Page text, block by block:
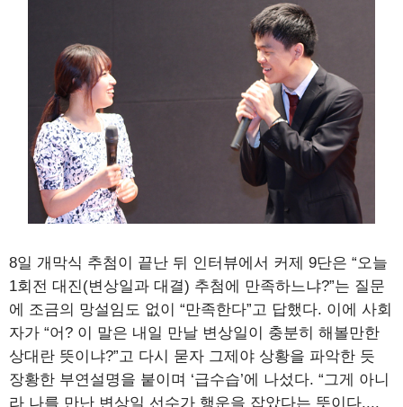
8일 개막식 추첨이 끝난 뒤 인터뷰에서 커제 9단은 “오늘
1회전 대진(변상일과 대결) 추첨에 만족하느냐?”는 질문
에 조금의 망설임도 없이 “만족한다”고 답했다. 이에 사회
자가 “어? 이 말은 내일 만날 변상일이 충분히 해볼만한
상대란 뜻이냐?”고 다시 묻자 그제야 상황을 파악한 듯
장황한 부연설명을 붙이며 ‘급수습’에 나섰다. “그게 아니
라 나를 만난 변상일 선수가 행운을 잡았다는 뜻이다....